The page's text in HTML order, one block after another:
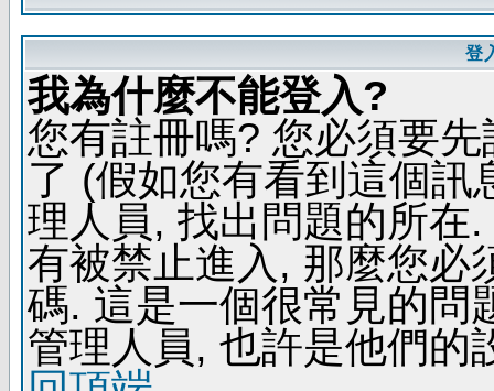
登
我為什麼不能登入?
您有註冊嗎? 您必須要
了 (假如您有看到這個
理人員, 找出問題的所在
有被禁止進入, 那麼您必
碼. 這是一個很常見的問
管理人員, 也許是他們的